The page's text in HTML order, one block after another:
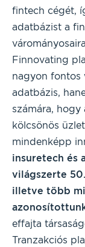
fintech cégét,
adatbázist a
Finnovating
nagyon fontos
adatbázis,
számára, hogy
kölcsönös
mindenképp
insuretech és
világszerte
illetve több
effajta
Tranzakciós